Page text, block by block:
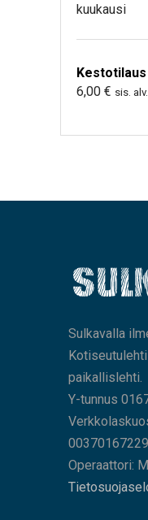
kuukausi
6,00 € sis.
Sulkavalla
paikallislehti.
Y-tunnus
Operaattori: